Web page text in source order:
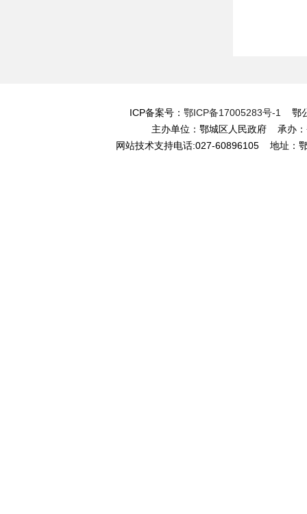
ICP备案号： 鄂ICP备17005283号-1
鄂
主办单位：鄂城区人民政府 承办
网站技术支持电话:027-60896105 地址：